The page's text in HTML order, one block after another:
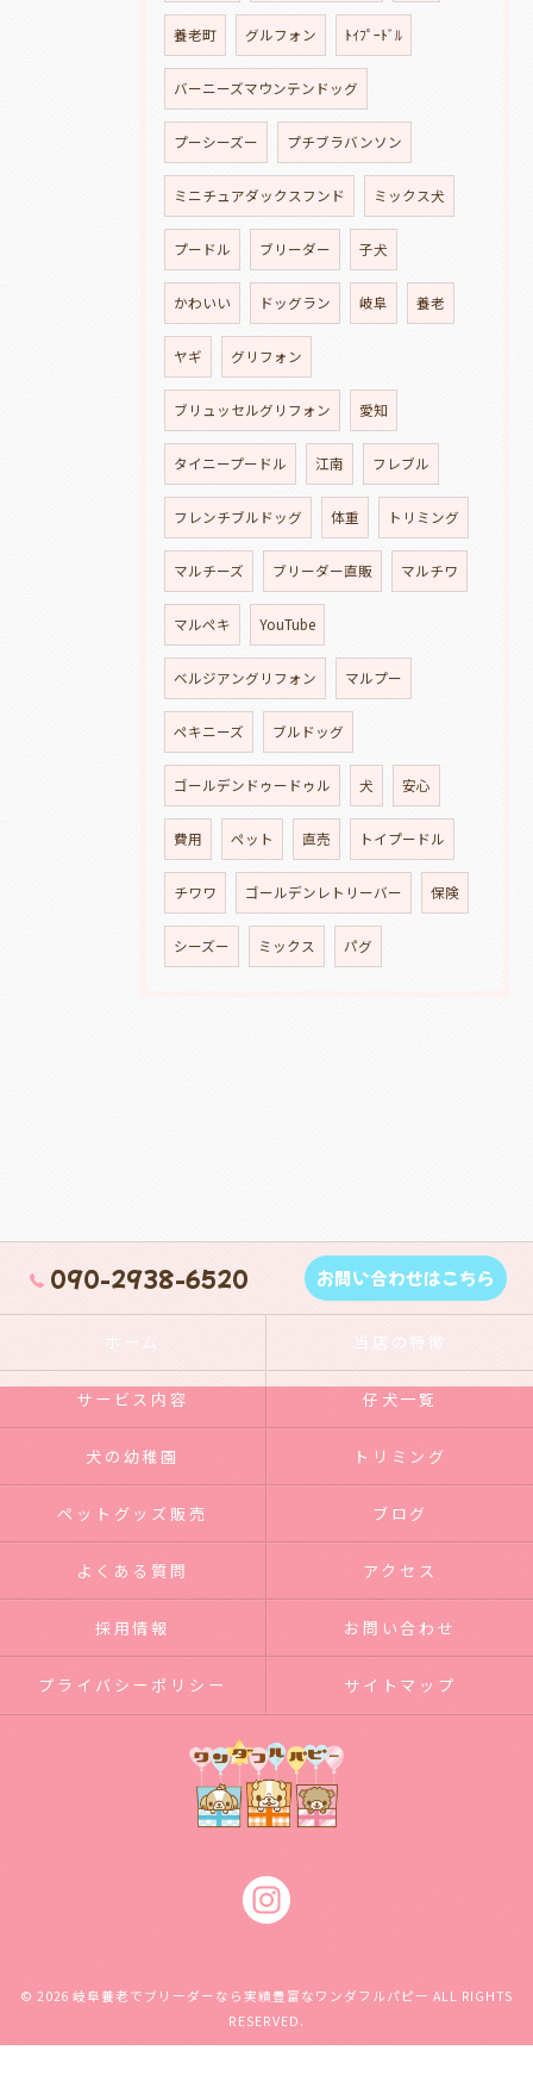
養老町 グルフォン ﾄｲﾌﾟｰﾄﾞﾙ
バーニーズマウンテンドッグ
プーシーズー プチブラバンソン
ミニチュアダックスフンド ミックス犬
プードル ブリーダー 子犬
かわいい ドッグラン 岐阜 養老
ヤギ グリフォン
ブリュッセルグリフォン 愛知
タイニープードル 江南 フレブル
フレンチブルドッグ 体重 トリミング
マルチーズ ブリーダー直販 マルチワ
マルペキ YouTube
ベルジアングリフォン マルプー
ペキニーズ ブルドッグ
ゴールデンドゥードゥル 犬 安心
費用 ペット 直売 トイプードル
チワワ ゴールデンレトリーバー 保険
シーズー ミックス パグ
090-2938-6520 お問い合わせはこちら
ホーム 当店の特徴
サービス内容 仔犬一覧
犬の幼稚園 トリミング
ペットグッズ販売 ブログ
よくある質問 アクセス
採用情報 お問い合わせ
プライバシーポリシー サイトマップ
© 2026 岐阜養老でブリーダーなら実績豊富なワンダフルパピー ALL RIGHTS
RESERVED.